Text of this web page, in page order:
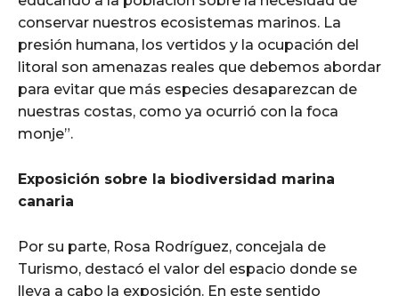
conservar nuestros ecosistemas marinos. La
presión humana, los vertidos y la ocupación del
litoral son amenazas reales que debemos abordar
para evitar que más especies desaparezcan de
nuestras costas, como ya ocurrió con la foca
monje”.
Exposición sobre la biodiversidad marina
canaria
Por su parte, Rosa Rodríguez, concejala de
Turismo, destacó el valor del espacio donde se
lleva a cabo la exposición. En este sentido